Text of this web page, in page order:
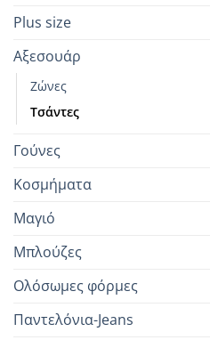
Plus size
Αξεσουάρ
Ζώνες
Τσάντες
Γούνες
Κοσμήματα
Μαγιό
Μπλούζες
Ολόσωμες φόρμες
Παντελόνια-Jeans